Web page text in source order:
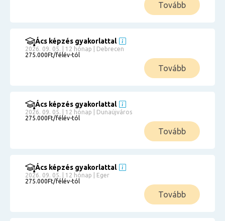
Tovább
Ács képzés gyakorlattal
2026. 09. 05. | 12 hónap | Debrecen
275.000Ft/félév-tól
Tovább
Ács képzés gyakorlattal
2026. 09. 05. | 12 hónap | Dunaújváros
275.000Ft/félév-tól
Tovább
Ács képzés gyakorlattal
2026. 09. 05. | 12 hónap | Eger
275.000Ft/félév-tól
Tovább